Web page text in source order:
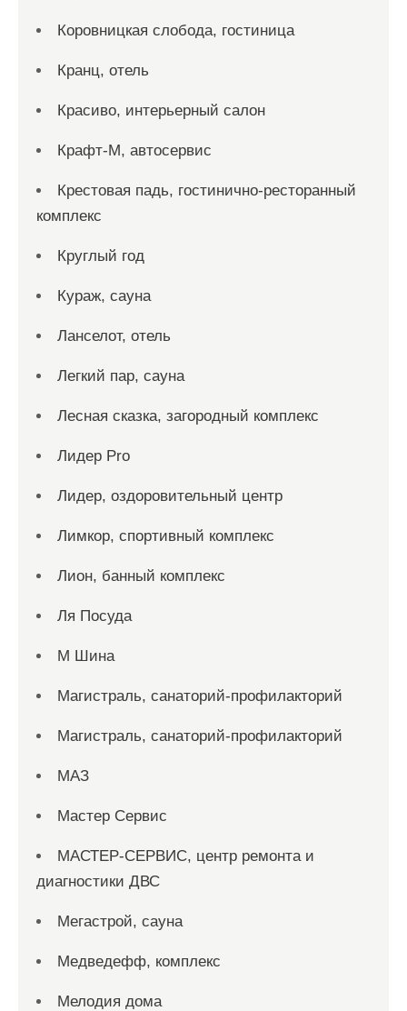
Коровницкая слобода, гостиница
Кранц, отель
Красиво, интерьерный салон
Крафт-М, автосервис
Крестовая падь, гостинично-ресторанный
комплекс
Круглый год
Кураж, сауна
Ланселот, отель
Легкий пар, сауна
Лесная сказка, загородный комплекс
Лидер Pro
Лидер, оздоровительный центр
Лимкор, спортивный комплекс
Лион, банный комплекс
Ля Посуда
М Шина
Магистраль, санаторий-профилакторий
Магистраль, санаторий-профилакторий
МАЗ
Мастер Сервис
МАСТЕР-СЕРВИС, центр ремонта и
диагностики ДВС
Мегастрой, сауна
Медведефф, комплекс
Мелодия дома